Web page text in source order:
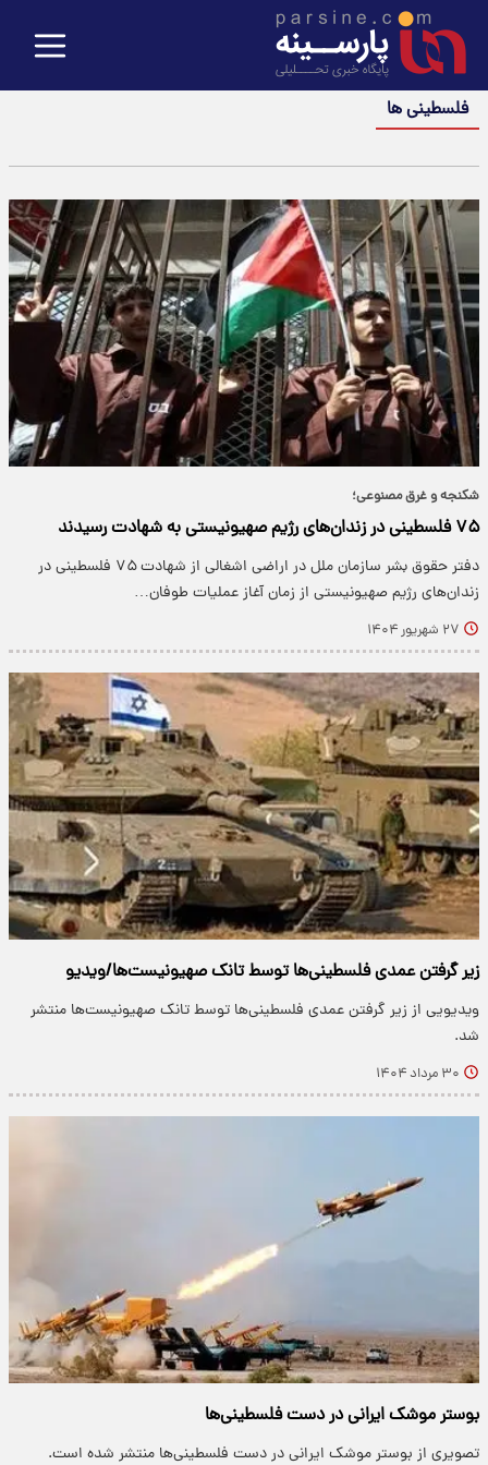
فلسطینی ها
شکنجه و غرق مصنوعی؛
۷۵ فلسطینی در زندان‌های رژیم صهیونیستی به شهادت رسیدند
دفتر حقوق بشر سازمان ملل در اراضی اشغالی از شهادت ۷۵ فلسطینی در
زندان‌های رژیم صهیونیستی از زمان آغاز عملیات طوفان…
۲۷ شهریور ۱۴۰۴
زیر گرفتن عمدی فلسطینی‌ها توسط تانک صهیونیست‌ها/ویدیو
ویدیویی از زیر گرفتن عمدی فلسطینی‌ها توسط تانک صهیونیست‌ها منتشر
شد.
۳۰ مرداد ۱۴۰۴
بوستر موشک ایرانی در دست فلسطینی‌ها
تصویری از بوستر موشک ایرانی در دست فلسطینی‌ها منتشر شده است.